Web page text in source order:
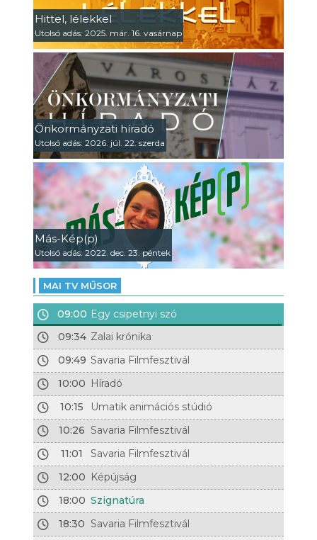
Hittel, lélekkel
Utolsó adás: 2025. már. 16. vasárnap
Önkormányzati híradó
Utolsó adás: 2026. júl. 22. szerda
Más-Kép(p)
Utolsó adás: 2022. dec. 23. péntek
MAI TV MŰSOR
09:00 Egy csipetnyi szó
09:34 Zalai krónika
09:49 Savaria Filmfesztivál
10:00 Híradó
10:15
Umatik animációs stúdió
10:26 Savaria Filmfesztivál
11:01
Savaria Filmfesztivál
12:00 Képújság
18:00 Szignatúra
18:30 Savaria Filmfesztivál